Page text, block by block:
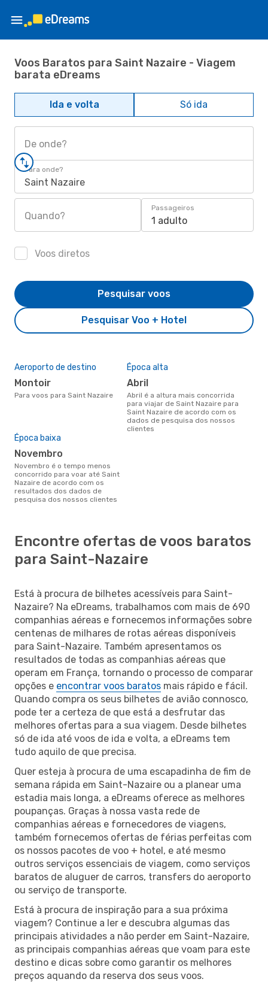
Voos Baratos para Saint Nazaire - Viagem
barata eDreams
Ida e volta Só ida
De onde?
Para onde?
Saint Nazaire
Quando?
Passageiros
1 adulto
Voos diretos
Pesquisar Voo + Hotel
Pesquisar voos
Aeroporto de destino
Montoir
Para voos para Saint Nazaire
Época alta
abril
abril é a altura mais concorrida
para viajar de Saint Nazaire para
Saint Nazaire de acordo com os
dados de pesquisa dos nossos
clientes
Época baixa
novembro
novembro é o tempo menos
concorrido para voar até Saint
Nazaire de acordo com os
resultados dos dados de
pesquisa dos nossos clientes
Encontre ofertas de voos baratos
para Saint-Nazaire
Está à procura de bilhetes acessíveis para Saint-
Nazaire? Na eDreams, trabalhamos com mais de 690
companhias aéreas e fornecemos informações sobre
centenas de milhares de rotas aéreas disponíveis
para Saint-Nazaire. Também apresentamos os
resultados de todas as companhias aéreas que
operam em França, tornando o processo de comparar
opções e encontrar voos baratos mais rápido e fácil.
Quando compra os seus bilhetes de avião connosco,
pode ter a certeza de que está a desfrutar das
melhores ofertas para a sua viagem. Desde bilhetes
só de ida até voos de ida e volta, a eDreams tem
tudo aquilo de que precisa.
Quer esteja à procura de uma escapadinha de fim de
semana rápida em Saint-Nazaire ou a planear uma
estadia mais longa, a eDreams oferece as melhores
poupanças. Graças à nossa vasta rede de
companhias aéreas e fornecedores de viagens,
também fornecemos ofertas de férias perfeitas com
os nossos pacotes de voo + hotel, e até mesmo
outros serviços essenciais de viagem, como serviços
baratos de aluguer de carros, transfers do aeroporto
ou serviço de transporte.
Está à procura de inspiração para a sua próxima
viagem? Continue a ler e descubra algumas das
principais atividades a não perder em Saint-Nazaire,
as principais companhias aéreas que voam para este
destino e dicas sobre como garantir os melhores
preços aquando da reserva dos seus voos.